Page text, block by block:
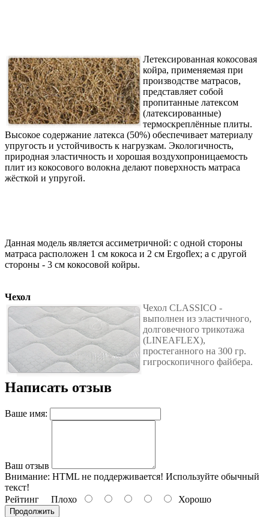
Летексированная кокосовая
койра, применяемая при
производстве матрасов,
представляет собой
пропитанные латексом
(латексированные)
термоскреплённые плиты.
Высокое содержание латекса (50%) обеспечивает материалу
упругость и устойчивость к нагрузкам. Экологичность,
природная эластичность и хорошая воздухопроницаемость
плит из кокосового волокна делают поверхность матраса
жёсткой и упругой.
Данная модель является ассиметричной: с одной стороны
матраса расположен 1 см кокоса и 2 см Ergoflex; а с другой
стороны - 3 см кокосовой койры.
Чехол
Чехол СLASSICO -
выполнен из эластичного,
долговечного трикотажа
(LINEAFLEX),
простеганного на 300 гр.
гигроскопичного файбера.
Написать отзыв
Ваше имя:
Ваш отзыв
Внимание: HTML не поддерживается! Используйте обычный
текст!
Рейтинг Плохо Хорошо
Продолжить